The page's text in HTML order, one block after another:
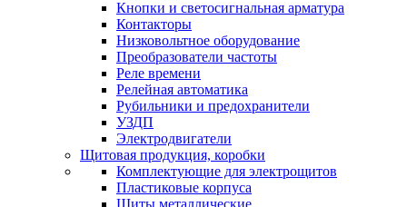
Кнопки и светосигнальная арматура
Контакторы
Низковольтное оборудование
Преобразователи частоты
Реле времени
Релейная автоматика
Рубильники и предохранители
УЗДП
Электродвигатели
Щитовая продукция, коробки
Комплектующие для электрощитов
Пластиковые корпуса
Щиты металлические